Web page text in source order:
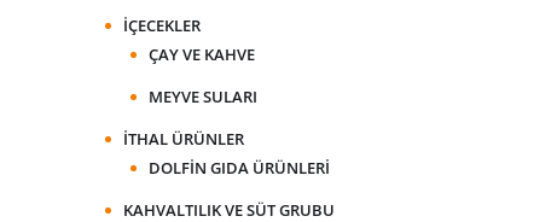
İÇECEKLER
ÇAY VE KAHVE
MEYVE SULARI
İTHAL ÜRÜNLER
DOLFIN GIDA ÜRÜNLERI
KAHVALTILIK VE SÜT GRUBU